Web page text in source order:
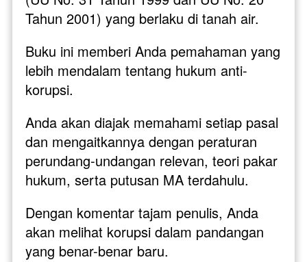
Tahun 2001) yang berlaku di tanah air.
Buku ini memberi Anda pemahaman yang
lebih mendalam tentang hukum anti-
korupsi.
Anda akan diajak memahami setiap pasal
dan mengaitkannya dengan peraturan
perundang-undangan relevan, teori pakar
hukum, serta putusan MA terdahulu.
Dengan komentar tajam penulis, Anda
akan melihat korupsi dalam pandangan
yang benar-benar baru.